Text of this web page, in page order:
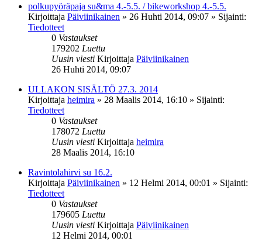
polkupyöräpaja su&ma 4.-5.5. / bikeworkshop 4.-5.5.
Kirjoittaja Päiviinikainen » 26 Huhti 2014, 09:07 » Sijainti:
Tiedotteet
0 Vastaukset
179202 Luettu
Uusin viesti Kirjoittaja Päiviinikainen
26 Huhti 2014, 09:07
ULLAKON SISÄLTÖ 27.3. 2014
Kirjoittaja heimira » 28 Maalis 2014, 16:10 » Sijainti:
Tiedotteet
0 Vastaukset
178072 Luettu
Uusin viesti Kirjoittaja heimira
28 Maalis 2014, 16:10
Ravintolahirvi su 16.2.
Kirjoittaja Päiviinikainen » 12 Helmi 2014, 00:01 » Sijainti:
Tiedotteet
0 Vastaukset
179605 Luettu
Uusin viesti Kirjoittaja Päiviinikainen
12 Helmi 2014, 00:01